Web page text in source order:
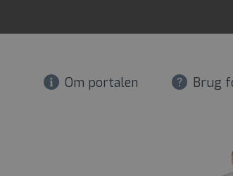
Om portalen Brug